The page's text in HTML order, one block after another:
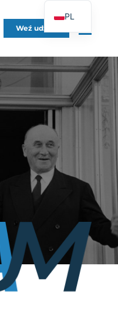
Weź udział
PL
FR
EN
DE
ES